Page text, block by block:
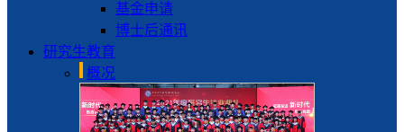
基金申请
博士后通讯
研究生教育
概况